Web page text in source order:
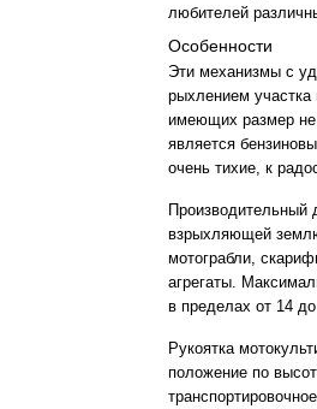
любителей
Особенности
Эти механизмы с
рыхлением участка
имеющих размер
является
очень тихие, к
Производительный
взрыхляющей
мотограбли,
агрегаты.
в пределах от 14
Рукоятка
положение по